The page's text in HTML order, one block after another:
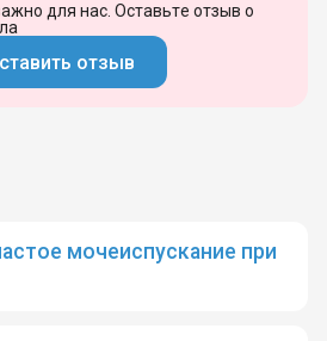
для нас. Оставьте отзыв о
отзыв
мочеиспускание при